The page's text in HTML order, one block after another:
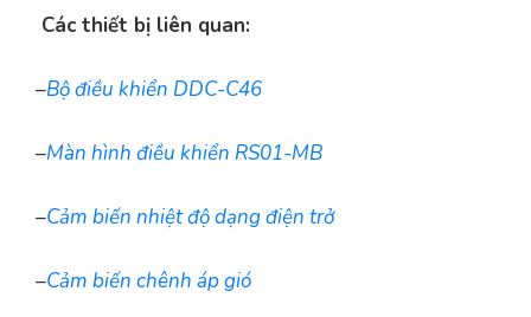
Các thiết bị liên quan:
–Bộ điều khiển DDC-C46
–Màn hình điều khiển RS01-MB
–Cảm biến nhiệt độ dạng điện trở
–Cảm biến chênh áp gió